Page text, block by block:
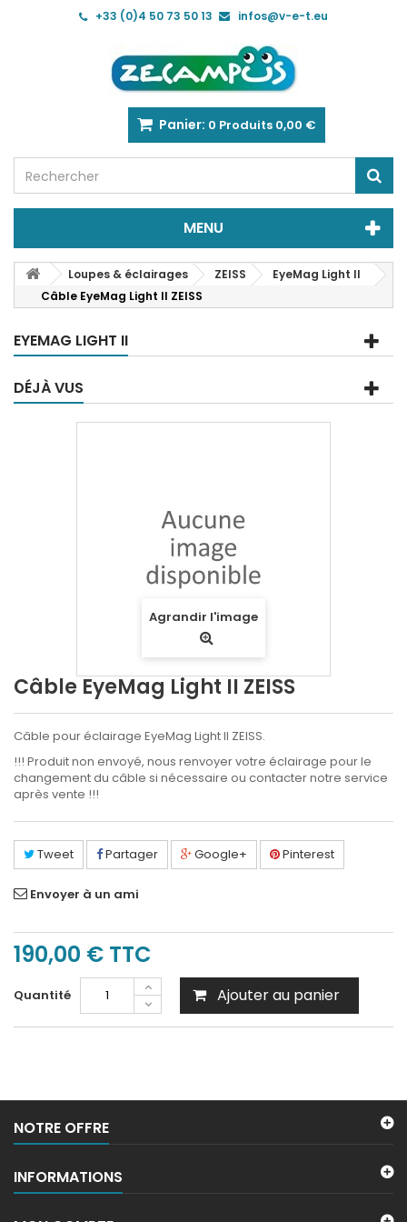
+33 (0)4 50 73 50 13 infos@v-e-t.eu
Panier: 0 Produits 0,00 €
MENU
Loupes & éclairages ZEISS
EyeMag Light II
Câble EyeMag Light II ZEISS
EYEMAG LIGHT II
DÉJÀ VUS
Agrandir l'image
Câble EyeMag Light II ZEISS
Câble pour éclairage EyeMag Light II ZEISS.
!!! Produit non envoyé, nous renvoyer votre éclairage pour le
changement du câble si nécessaire ou contacter notre service
après vente !!!
Tweet Partager Google+ Pinterest
Envoyer à un ami
190,00 € TTC
Quantité Ajouter au panier
NOTRE OFFRE
INFORMATIONS